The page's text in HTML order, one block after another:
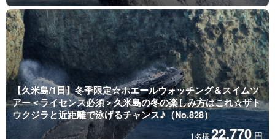
【久米島/1日】冬季限定☆ホエールウォッチング＆スイムツ
アー＜ライセンス必須＞久米島の冬の楽しみ方はこれ☆ザト
ウクジラと近距離で泳げるチャンス♪（No.828）
1名様22,770 円